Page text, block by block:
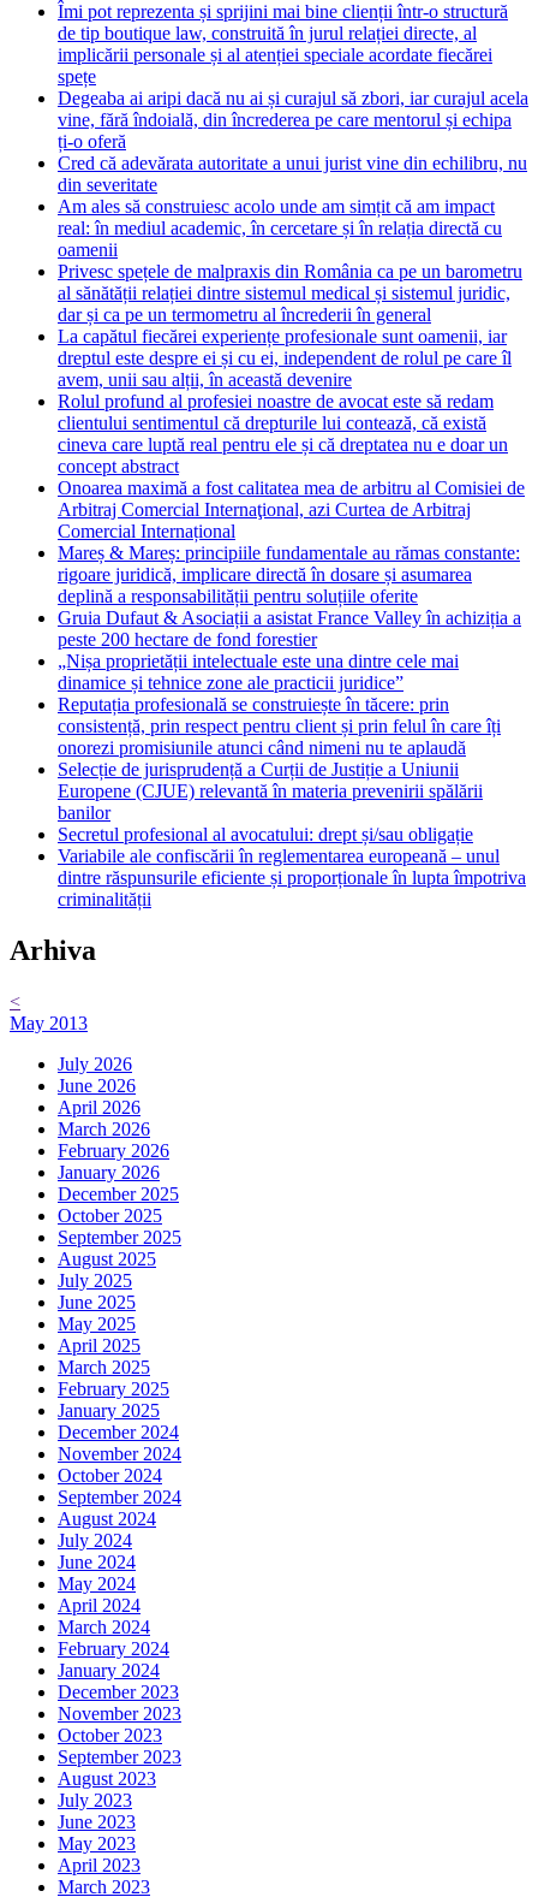
Îmi pot reprezenta și sprijini mai bine clienții într-o structură
de tip boutique law, construită în jurul relației directe, al
implicării personale și al atenției speciale acordate fiecărei
spețe
Degeaba ai aripi dacă nu ai și curajul să zbori, iar curajul acela
vine, fără îndoială, din încrederea pe care mentorul și echipa
ți-o oferă
Cred că adevărata autoritate a unui jurist vine din echilibru, nu
din severitate
Am ales să construiesc acolo unde am simțit că am impact
real: în mediul academic, în cercetare și în relația directă cu
oamenii
Privesc spețele de malpraxis din România ca pe un barometru
al sănătății relației dintre sistemul medical și sistemul juridic,
dar și ca pe un termometru al încrederii în general
La capătul fiecărei experiențe profesionale sunt oamenii, iar
dreptul este despre ei și cu ei, independent de rolul pe care îl
avem, unii sau alții, în această devenire
Rolul profund al profesiei noastre de avocat este să redam
clientului sentimentul că drepturile lui contează, că există
cineva care luptă real pentru ele și că dreptatea nu e doar un
concept abstract
Onoarea maximă a fost calitatea mea de arbitru al Comisiei de
Arbitraj Comercial Internaţional, azi Curtea de Arbitraj
Comercial Internațional
Mareș & Mareș: principiile fundamentale au rămas constante:
rigoare juridică, implicare directă în dosare și asumarea
deplină a responsabilității pentru soluțiile oferite
Gruia Dufaut & Asociații a asistat France Valley în achiziția a
peste 200 hectare de fond forestier
„Nișa proprietății intelectuale este una dintre cele mai
dinamice și tehnice zone ale practicii juridice”
Reputația profesională se construiește în tăcere: prin
consistență, prin respect pentru client și prin felul în care îți
onorezi promisiunile atunci când nimeni nu te aplaudă
Selecție de jurisprudență a Curții de Justiție a Uniunii
Europene (CJUE) relevantă în materia prevenirii spălării
banilor
Secretul profesional al avocatului: drept și/sau obligație
Variabile ale confiscării în reglementarea europeană – unul
dintre răspunsurile eficiente și proporționale în lupta împotriva
criminalității
Arhiva
<
May 2013
July 2026
June 2026
April 2026
March 2026
February 2026
January 2026
December 2025
October 2025
September 2025
August 2025
July 2025
June 2025
May 2025
April 2025
March 2025
February 2025
January 2025
December 2024
November 2024
October 2024
September 2024
August 2024
July 2024
June 2024
May 2024
April 2024
March 2024
February 2024
January 2024
December 2023
November 2023
October 2023
September 2023
August 2023
July 2023
June 2023
May 2023
April 2023
March 2023